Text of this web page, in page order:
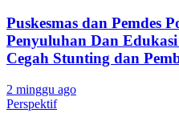
Puskesmas dan Pemdes
Penyuluhan Dan
Cegah Stunting dan
2 minggu ago
Perspektif